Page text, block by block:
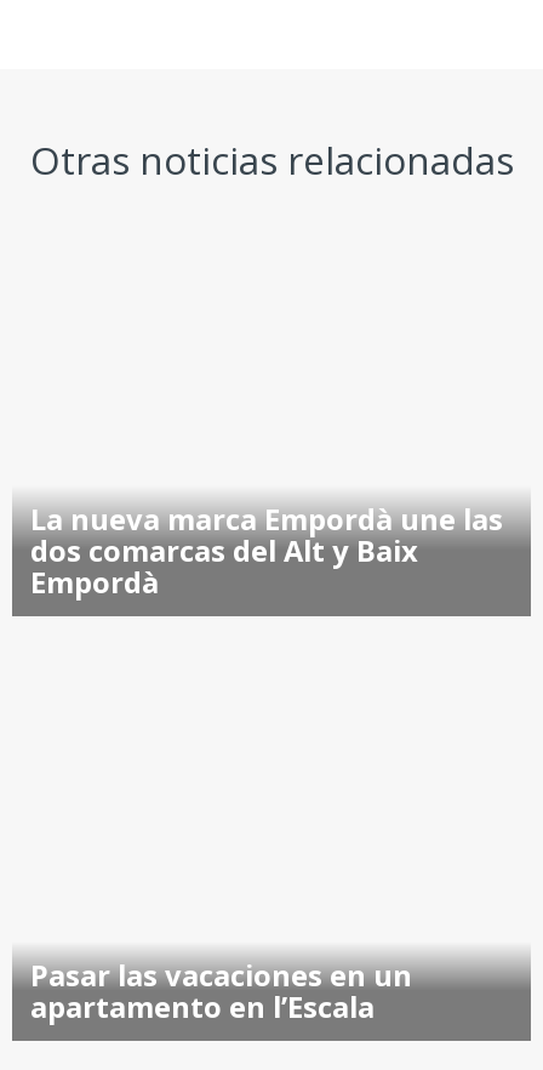
Otras noticias relacionadas
La nueva marca Empordà une las
dos comarcas del Alt y Baix
Empordà
Pasar las vacaciones en un
apartamento en l’Escala